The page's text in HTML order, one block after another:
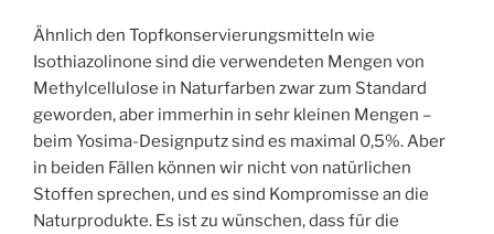
Ähnlich den Topfkonservierungsmitteln wie
Isothiazolinone sind die verwendeten Mengen von
Methylcellulose in Naturfarben zwar zum Standard
geworden, aber immerhin in sehr kleinen Mengen –
beim Yosima-Designputz sind es maximal 0,5%. Aber
in beiden Fällen können wir nicht von natürlichen
Stoffen sprechen, und es sind Kompromisse an die
Naturprodukte. Es ist zu wünschen, dass für die